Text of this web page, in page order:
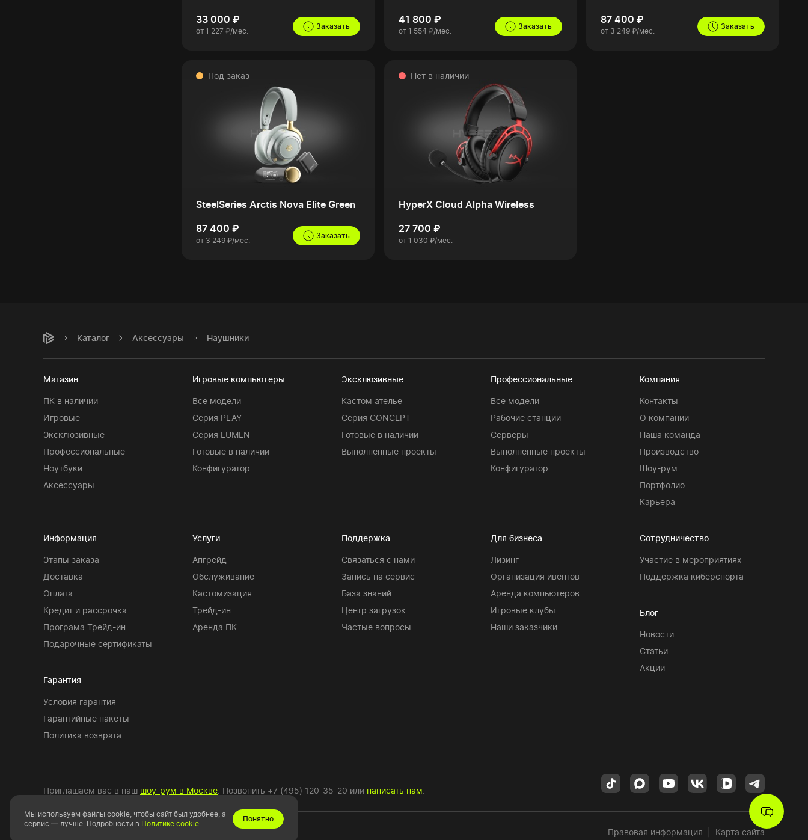
33 000 ₽
от 1 227 ₽/мес.
Заказать
41 800 ₽
от 1 554 ₽/мес.
Заказать
87 400 ₽
от 3 249 ₽/мес.
Заказать
Под заказ
SteelSeries Arctis Nova Elite Green
87 400 ₽
от 3 249 ₽/мес.
Заказать
Нет в наличии
HyperX Cloud Alpha Wireless
27 700 ₽
от 1 030 ₽/мес.
Каталог Аксессуары Наушники
Магазин
ПК в наличии
Игровые
Эксклюзивные
Профессиональные
Ноутбуки
Аксессуары
Игровые компьютеры
Все модели
Серия PLAY
Серия LUMEN
Готовые в наличии
Конфигуратор
Эксклюзивные
Кастом ателье
Серия CONCEPT
Готовые в наличии
Выполненные проекты
Профессиональные
Все модели
Рабочие станции
Серверы
Выполненные проекты
Конфигуратор
Компания
Контакты
О компании
Наша команда
Производство
Шоу-рум
Портфолио
Карьера
Информация
Этапы заказа
Доставка
Оплата
Кредит и рассрочка
Програма Трейд-ин
Подарочные сертификаты
Гарантия
Условия гарантия
Гарантийные пакеты
Политика возврата
Услуги
Апгрейд
Обслуживание
Кастомизация
Трейд-ин
Аренда ПК
Поддержка
Связаться с нами
Запись на сервис
База знаний
Центр загрузок
Частые вопросы
Для бизнеса
Лизинг
Организация ивентов
Аренда компьютеров
Игровые клубы
Наши заказчики
Сотрудничество
Участие в мероприятиях
Поддержка киберспорта
Блог
Новости
Статьи
Акции
Приглашаем вас в наш шоу-рум в Москве . Позвонить +7 (495) 120-35-20 или написать нам
Правовая информация Карта сайта
Мы используем файлы cookie, чтобы сайт был удобнее, а
сервис — лучше. Подробности в Политике cookie.
Понятно